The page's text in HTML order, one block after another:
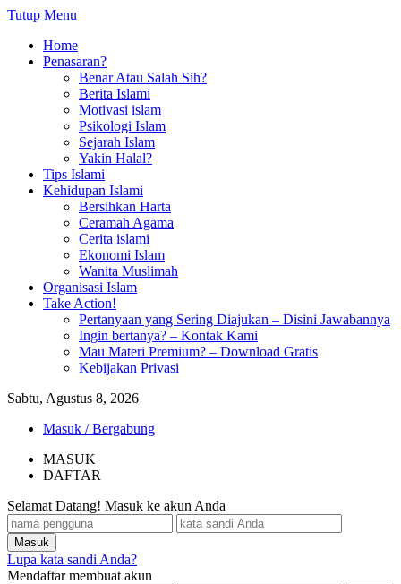
Tutup Menu
Home
Penasaran?
Benar Atau Salah Sih?
Berita Islami
Motivasi islam
Psikologi Islam
Sejarah Islam
Yakin Halal?
Tips Islami
Kehidupan Islami
Bersihkan Harta
Ceramah Agama
Cerita islami
Ekonomi Islam
Wanita Muslimah
Organisasi Islam
Take Action!
Pertanyaan yang Sering Diajukan – Disini Jawabannya
Ingin bertanya? – Kontak Kami
Mau Materi Premium? – Download Gratis
Kebijakan Privasi
Sabtu, Agustus 8, 2026
Masuk / Bergabung
MASUK
DAFTAR
Selamat Datang! Masuk ke akun Anda
Lupa kata sandi Anda?
Mendaftar membuat akun